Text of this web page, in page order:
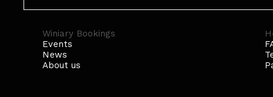
Winiary Bookings
Events
News
About us